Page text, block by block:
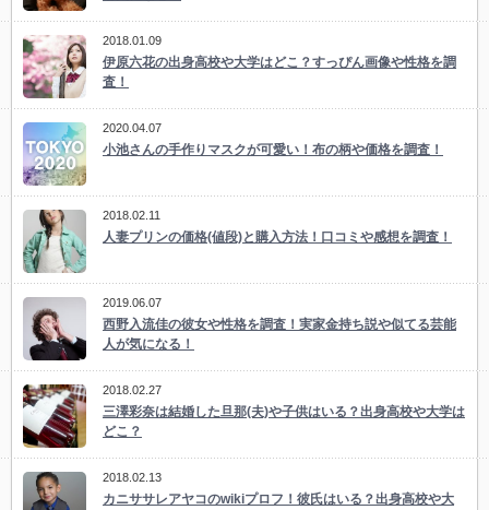
2018.01.09
伊原六花の出身高校や大学はどこ？すっぴん画像や性格を調
査！
2020.04.07
小池さんの手作りマスクが可愛い！布の柄や価格を調査！
2018.02.11
人妻プリンの価格(値段)と購入方法！口コミや感想を調査！
2019.06.07
西野入流佳の彼女や性格を調査！実家金持ち説や似てる芸能
人が気になる！
2018.02.27
三澤彩奈は結婚した旦那(夫)や子供はいる？出身高校や大学は
どこ？
2018.02.13
カニササレアヤコのwikiプロフ！彼氏はいる？出身高校や大